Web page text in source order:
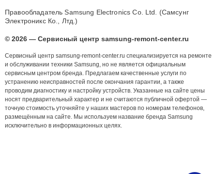
Правообладатель Samsung Electronics Co. Ltd. (Самсунг
Электроникс Ко., Лтд.)
© 2026 — Сервисный центр samsung-remont-center.ru
Сервисный центр samsung-remont-center.ru специализируется на ремонте
и обслуживании техники Samsung, но не является официальным
сервисным центром бренда. Предлагаем качественные услуги по
устранению неисправностей после окончания гарантии, а также
проводим диагностику и настройку устройств. Указанные на сайте цены
носят предварительный характер и не считаются публичной офертой —
точную стоимость уточняйте у наших мастеров по номерам телефонов,
размещённым на сайте. Мы используем название бренда Samsung
исключительно в информационных целях.